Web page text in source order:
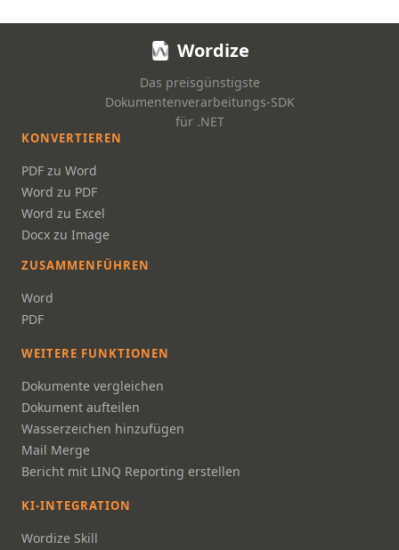
Wordize
Das preisgünstigste
Dokumentenverarbeitungs-SDK
für .NET
KONVERTIEREN
PDF zu Word
Word zu PDF
Word zu Excel
Docx zu Image
ZUSAMMENFÜHREN
Word
PDF
WEITERE FUNKTIONEN
Dokumente vergleichen
Dokument aufteilen
Wasserzeichen hinzufügen
Mail Merge
Bericht mit LINQ Reporting erstellen
KI-INTEGRATION
Wordize Skill